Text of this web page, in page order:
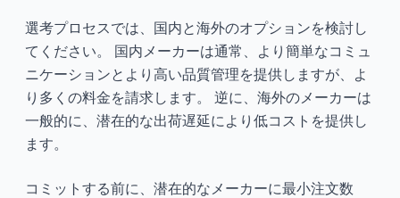
選考プロセスでは、国内と海外のオプションを検討し
てください。 国内メーカーは通常、より簡単なコミュ
ニケーションとより高い品質管理を提供しますが、よ
り多くの料金を請求します。 逆に、海外のメーカーは
一般的に、潜在的な出荷遅延により低コストを提供し
ます。
コミットする前に、潜在的なメーカーに最小注文数